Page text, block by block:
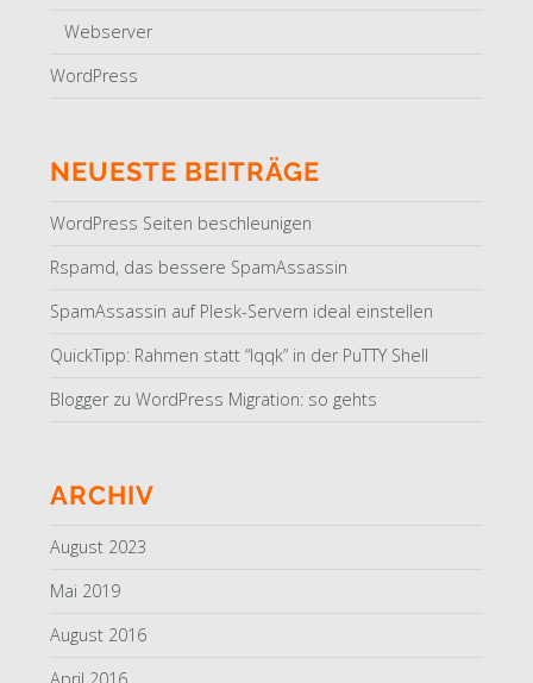
Webserver
WordPress
NEUESTE BEITRÄGE
WordPress Seiten beschleunigen
Rspamd, das bessere SpamAssassin
SpamAssassin auf Plesk-Servern ideal einstellen
QuickTipp: Rahmen statt “lqqk” in der PuTTY Shell
Blogger zu WordPress Migration: so gehts
ARCHIV
August 2023
Mai 2019
August 2016